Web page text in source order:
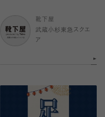
靴下屋
武蔵小杉東急スクエ
ア